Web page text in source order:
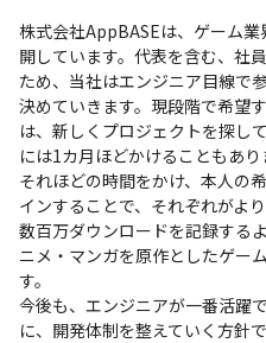
株式会社AppBASEは、ゲーム
開しています。代表を含む、社
ため、当社はエンジニア目線で
決めていきます。現段階で希望
は、新しくプロジェクトを探し
には1カ月ほどかけることもあり
それほどの時間をかけ、本人の
インすることで、それぞれがよ
数百万ダウンロードを記録する
ニメ・マンガを原作としたゲー
す。
今後も、エンジニアが一番活躍
に、開発体制を整えていく方針で